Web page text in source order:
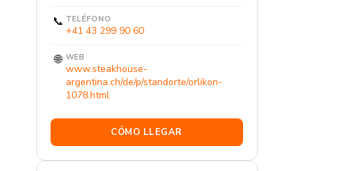
📞 TELÉFONO
+41 43 299 90 60
🌐 WEB
www.steakhouse-
argentina.ch/de/p/standorte/orlikon-
1078.html
CÓMO LLEGAR